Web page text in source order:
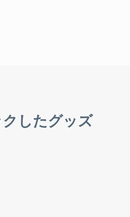
したグッズ